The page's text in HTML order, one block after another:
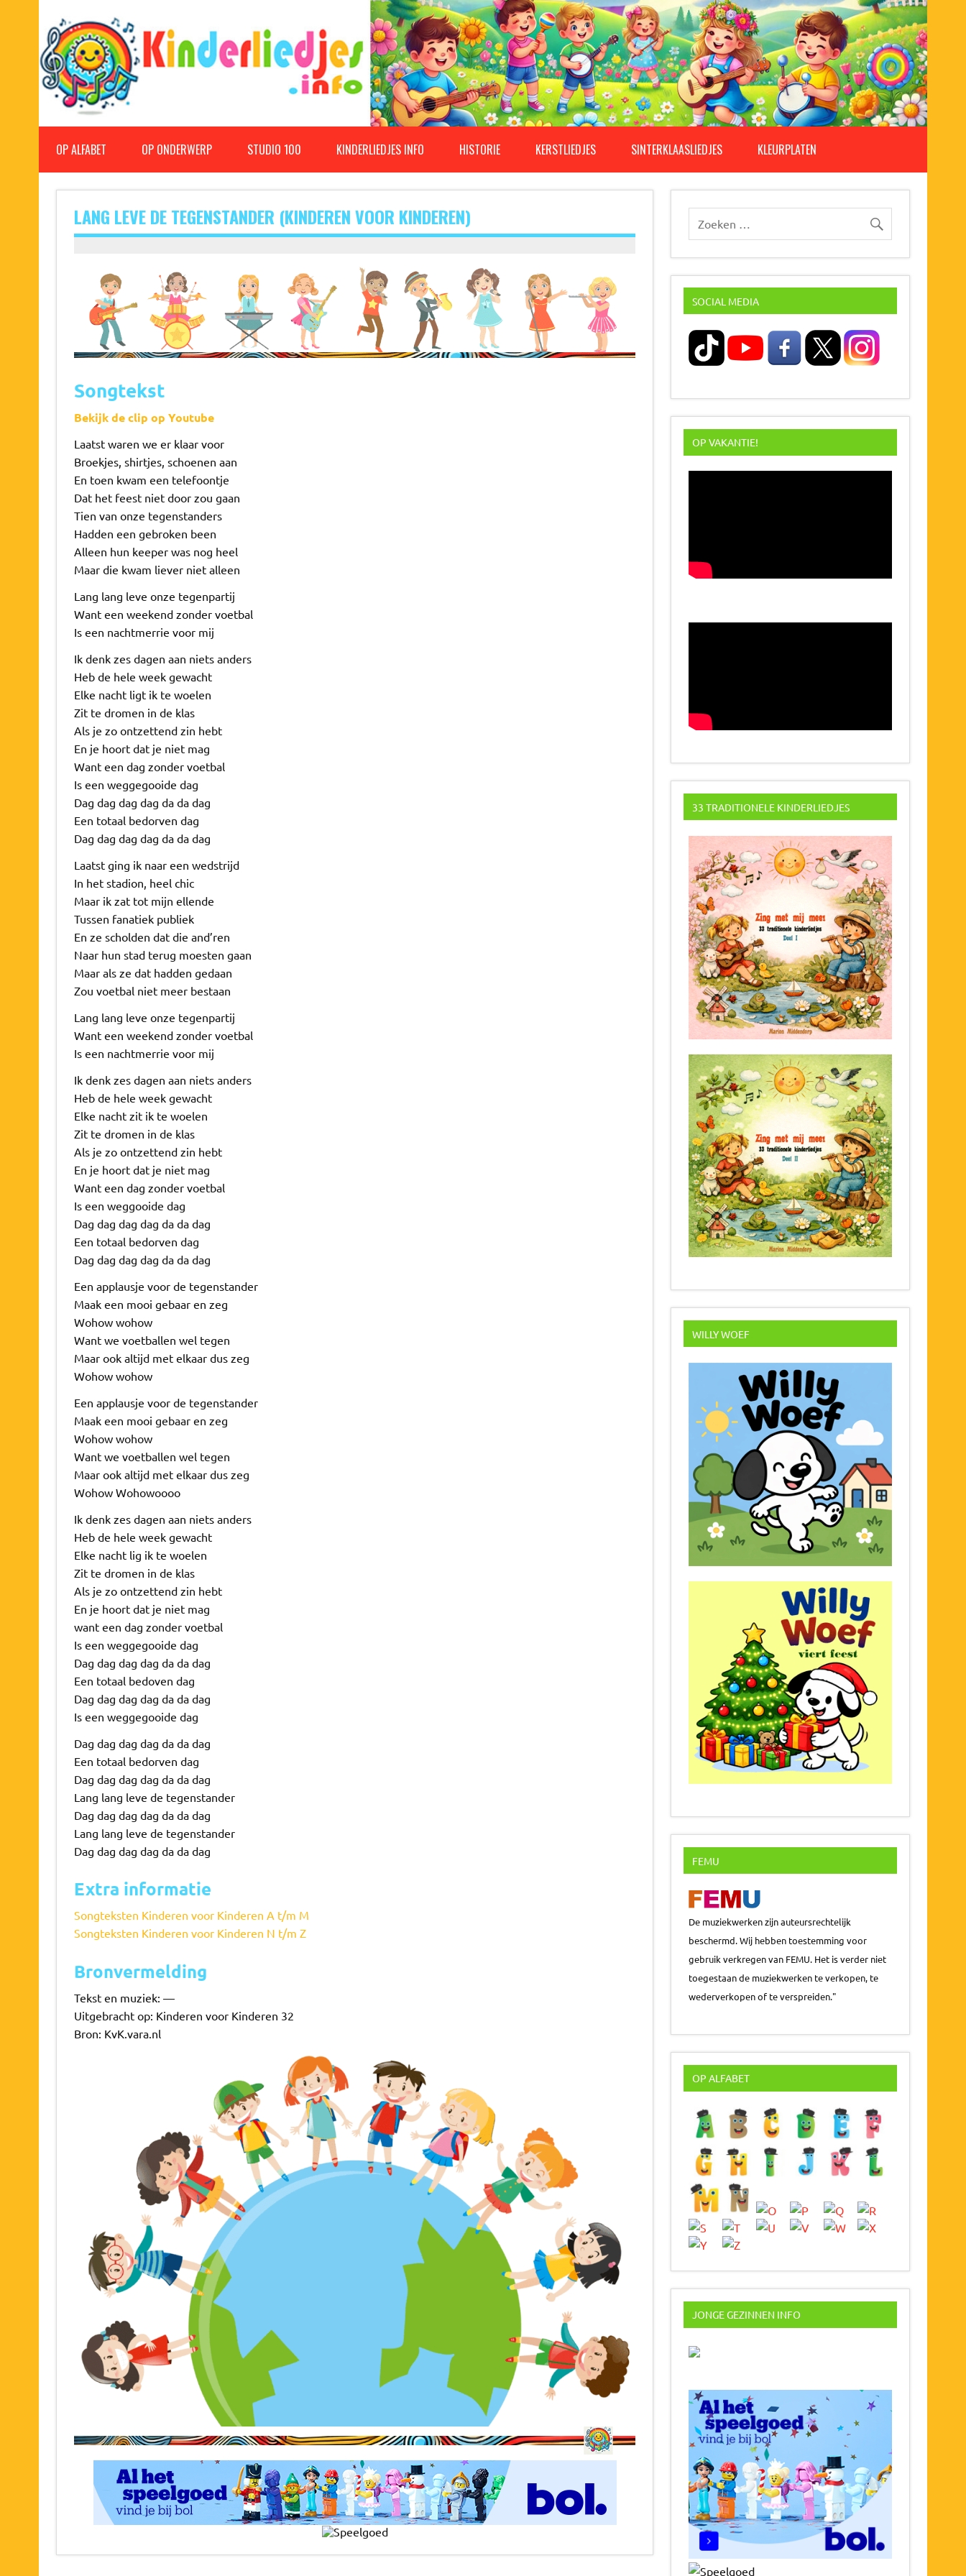
Kinderliedjes
OP ALFABET OP ONDERWERP STUDIO 100 KINDERLIEDJES INFO HISTORIE KERSTLIEDJES SINTERKLAASLIEDJES KLEURPLATEN
LANG LEVE DE TEGENSTANDER (KINDEREN VOOR KINDEREN)
Songtekst
Bekijk de clip op Youtube
Laatst waren we er klaar voor
Broekjes, shirtjes, schoenen aan
En toen kwam een telefoontje
Dat het feest niet door zou gaan
Tien van onze tegenstanders
Hadden een gebroken been
Alleen hun keeper was nog heel
Maar die kwam liever niet alleen
Lang lang leve onze tegenpartij
Want een weekend zonder voetbal
Is een nachtmerrie voor mij
Ik denk zes dagen aan niets anders
Heb de hele week gewacht
Elke nacht ligt ik te woelen
Zit te dromen in de klas
Als je zo ontzettend zin hebt
En je hoort dat je niet mag
Want een dag zonder voetbal
Is een weggegooide dag
Dag dag dag dag da da dag
Een totaal bedorven dag
Dag dag dag dag da da dag
Laatst ging ik naar een wedstrijd
In het stadion, heel chic
Maar ik zat tot mijn ellende
Tussen fanatiek publiek
En ze scholden dat die and’ren
Naar hun stad terug moesten gaan
Maar als ze dat hadden gedaan
Zou voetbal niet meer bestaan
Lang lang leve onze tegenpartij
Want een weekend zonder voetbal
Is een nachtmerrie voor mij
Ik denk zes dagen aan niets anders
Heb de hele week gewacht
Elke nacht zit ik te woelen
Zit te dromen in de klas
Als je zo ontzettend zin hebt
En je hoort dat je niet mag
Want een dag zonder voetbal
Is een weggooide dag
Dag dag dag dag da da dag
Een totaal bedorven dag
Dag dag dag dag da da dag
Een applausje voor de tegenstander
Maak een mooi gebaar en zeg
Wohow wohow
Want we voetballen wel tegen
Maar ook altijd met elkaar dus zeg
Wohow wohow
Een applausje voor de tegenstander
Maak een mooi gebaar en zeg
Wohow wohow
Want we voetballen wel tegen
Maar ook altijd met elkaar dus zeg
Wohow Wohowoooo
Ik denk zes dagen aan niets anders
Heb de hele week gewacht
Elke nacht lig ik te woelen
Zit te dromen in de klas
Als je zo ontzettend zin hebt
En je hoort dat je niet mag
want een dag zonder voetbal
Is een weggegooide dag
Dag dag dag dag da da dag
Een totaal bedoven dag
Dag dag dag dag da da dag
Is een weggegooide dag
Dag dag dag dag da da dag
Een totaal bedorven dag
Dag dag dag dag da da dag
Lang lang leve de tegenstander
Dag dag dag dag da da dag
Lang lang leve de tegenstander
Dag dag dag dag da da dag
Extra informatie
Songteksten Kinderen voor Kinderen A t/m M
Songteksten Kinderen voor Kinderen N t/m Z
Bronvermelding
Tekst en muziek: —
Uitgebracht op: Kinderen voor Kinderen 32
Bron: KvK.vara.nl
SOCIAL MEDIA
OP VAKANTIE!
33 TRADITIONELE KINDERLIEDJES
WILLY WOEF
FEMU
De muziekwerken zijn auteursrechtelijk
beschermd. Wij hebben toestemming voor
gebruik verkregen van FEMU. Het is verder niet
toegestaan de muziekwerken te verkopen, te
wederverkopen of te verspreiden."
OP ALFABET
JONGE GEZINNEN INFO